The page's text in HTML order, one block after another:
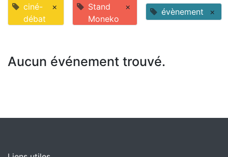
ciné-
débat
×
Stand
Moneko
× évènement ×
Aucun événement trouvé.